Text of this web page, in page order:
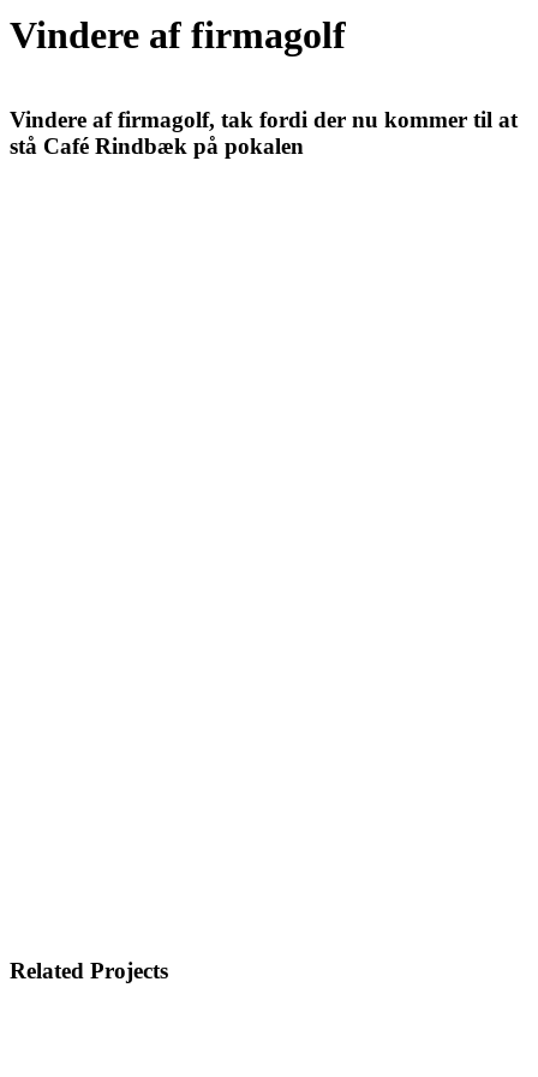
Vindere af firmagolf
Vindere af firmagolf, tak fordi der nu kommer til at
stå Café Rindbæk på pokalen
Related Projects